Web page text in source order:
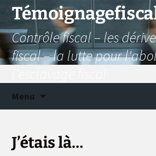
Aller
contenu
Contrôle fiscal – les
fiscal – la lutte pour
Menu
J’étais là…